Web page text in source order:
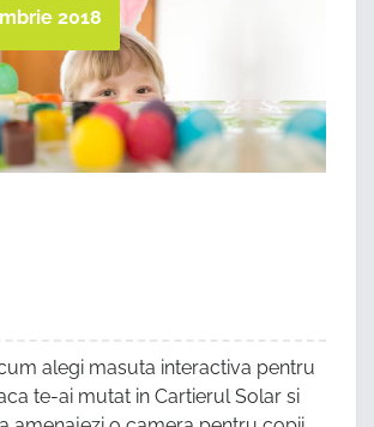
2018
alegi masuta interactiva pentru
te-ai mutat in Cartierul Solar si